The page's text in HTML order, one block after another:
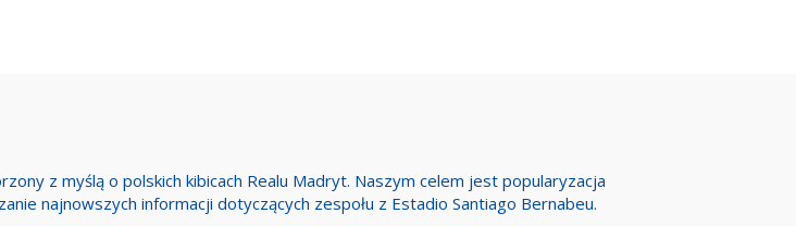
z myślą o polskich kibicach Realu Madryt. Naszym celem jest popularyzacja
najnowszych informacji dotyczących zespołu z Estadio Santiago Bernabeu.